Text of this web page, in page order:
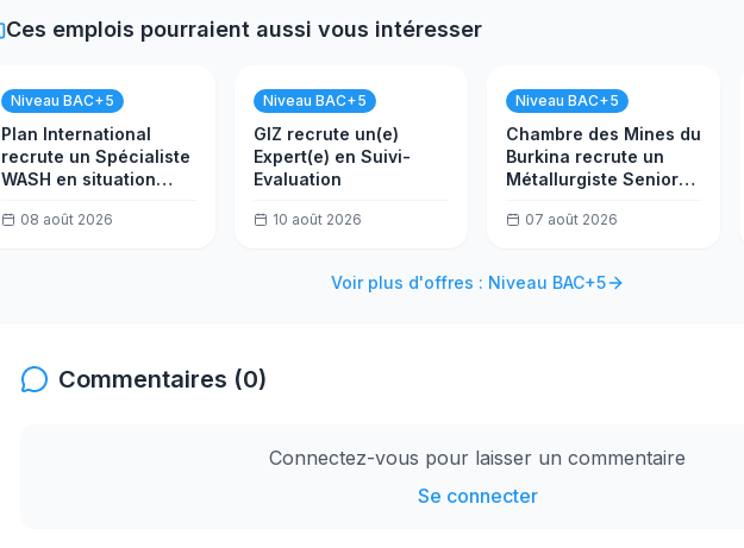
Ces emplois pourraient aussi vous intéresser
Niveau BAC+5
Plan International
recrute un Spécialiste
WASH en situation
08 août 2026
Niveau BAC+5
GIZ recrute un(e)
Expert(e) en Suivi-
Evaluation
10 août 2026
Niveau BAC+5
Chambre des Mines du
Burkina recrute un
Métallurgiste Senior
07 août 2026
Voir plus d'offres : Niveau BAC+5
Commentaires (0)
Connectez-vous pour laisser un commentaire
Se connecter